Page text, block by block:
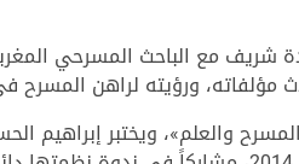
مع الباحث المسرحي
مؤلفاته، ورؤيته لراهن المسرح
والعلم»، ويختبر إبراهيم